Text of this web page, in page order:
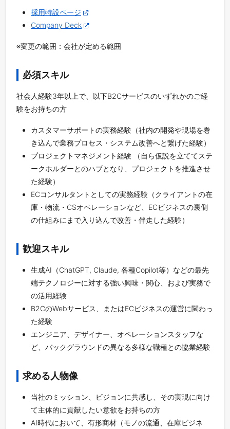
採用特設ページ
Company Deck
※変更の範囲：会社が定める範囲
必須スキル
社会人経験3年以上で、以下B2Cサービスのいずれかのご経
験をお持ちの方
カスタマーサポートの実務経験（社内の開発や現場を巻
き込んで業務プロセス・システム改善へと繋げた経験）
プロジェクトマネジメント経験 （自ら仮説を立ててステ
ークホルダーとのハブとなり、プロジェクトを推進させ
た経験）
ECコンサルタントとしての実務経験（クライアントの在
庫・物流・CSオペレーションなど、ECビジネスの裏側
の仕組みにまで入り込んで改善・伴走した経験）
歓迎スキル
生成AI（ChatGPT, Claude, 各種Copilot等）などの最先
端テクノロジーに対する強い興味・関心、および実務で
の活用経験
B2CのWebサービス、またはECビジネスの運営に関わっ
た経験
エンジニア、デザイナー、オペレーションスタッフな
ど、バックグラウンドの異なる多様な職種との協業経験
求める人物像
当社のミッション、ビジョンに共感し、その実現に向け
て主体的に貢献したい意欲をお持ちの方
AI時代において、有形商材（モノの流通、在庫ビジネ